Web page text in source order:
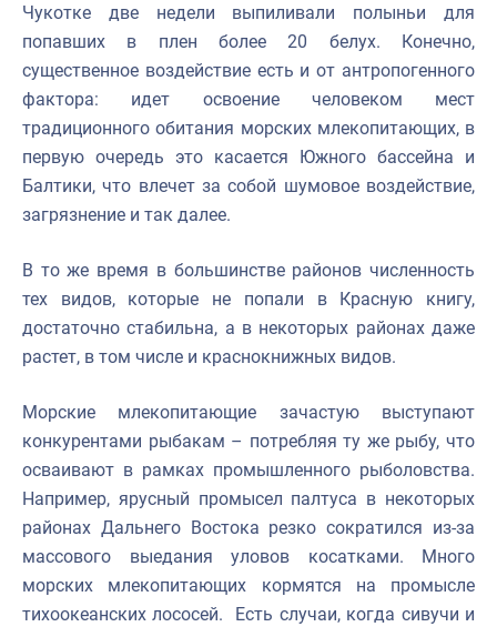
Чукотке две недели выпиливали полыньи для
попавших в плен более 20 белух. Конечно,
существенное воздействие есть и от антропогенного
фактора: идет освоение человеком мест
традиционного обитания морских млекопитающих, в
первую очередь это касается Южного бассейна и
Балтики, что влечет за собой шумовое воздействие,
загрязнение и так далее.
В то же время в большинстве районов численность
тех видов, которые не попали в Красную книгу,
достаточно стабильна, а в некоторых районах даже
растет, в том числе и краснокнижных видов.
Морские млекопитающие зачастую выступают
конкурентами рыбакам – потребляя ту же рыбу, что
осваивают в рамках промышленного рыболовства.
Например, ярусный промысел палтуса в некоторых
районах Дальнего Востока резко сократился из-за
массового выедания уловов косатками. Много
морских млекопитающих кормятся на промысле
тихоокеанских лососей. Есть случаи, когда сивучи и